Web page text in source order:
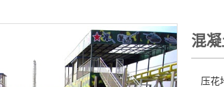
混
压花